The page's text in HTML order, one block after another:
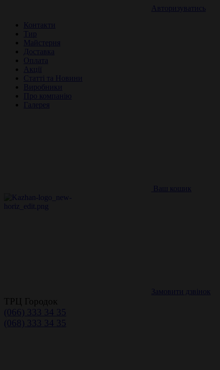
Авторизуватись
Контакти
Тир
Майстерня
Доставка
Оплата
Акції
Статті та Новини
Виробники
Про компанію
Галерея
Ваш кошик
Замовити дзвінок
ТРЦ Городок
(066) 333 34 35
(068) 333 34 35